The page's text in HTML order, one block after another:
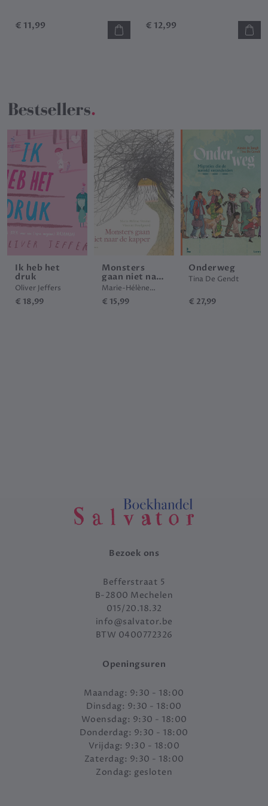
€ 11,99 € 12,99
Bestsellers.
Ik heb het
druk
Oliver Jeffers
€ 18,99
Monsters
gaan niet naar
de kapper
Marie-Hélène
Versini
€ 15,99
Onderweg
Tina De Gendt
€ 27,99
Bezoek ons
Befferstraat 5
B-2800 Mechelen
015/20.18.32
info@salvator.be
BTW 0400772326
Openingsuren
Maandag: 9:30 - 18:00
Dinsdag: 9:30 - 18:00
Woensdag: 9:30 - 18:00
Donderdag: 9:30 - 18:00
Vrijdag: 9:30 - 18:00
Zaterdag: 9:30 - 18:00
Zondag: gesloten